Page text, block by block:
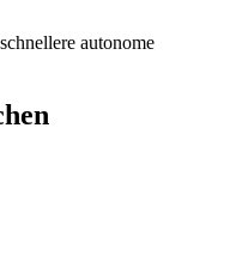
autonome